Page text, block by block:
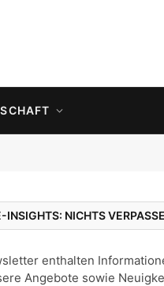
INSIGHTS: NICHTS
enthalten
Angebote sowie